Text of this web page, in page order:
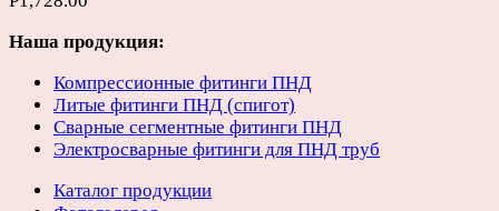
Наша продукция:
Компрессионные фитинги ПНД
Литые фитинги ПНД (спигот)
Сварные сегментные фитинги ПНД
Электросварные фитинги для ПНД труб
Каталог продукции